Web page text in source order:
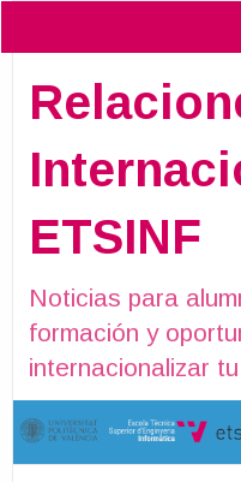
ETSINF
Noticias para
formación y
internacionalizar